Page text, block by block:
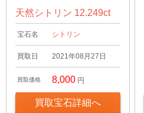
天然シトリン 12.249ct
宝石名 シトリン
買取日 2021年08月27日
買取価格 8,000 円
買取宝石詳細へ